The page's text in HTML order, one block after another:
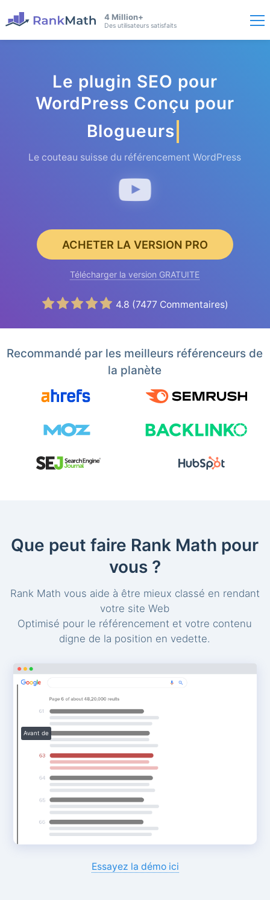
4 Million+
Des utilisateurs satisfaits
Le plugin SEO pour
WordPress Conçu pour
Blogueurs
Le couteau suisse du référencement WordPress
ACHETER LA VERSION PRO
Télécharger la version GRATUITE
4.8 (7477 Commentaires)
Recommandé par les meilleurs référenceurs de
la planète
Que peut faire Rank Math pour
vous ?
Rank Math vous aide à être mieux classé en rendant
votre site Web
Optimisé pour le référencement et votre contenu
digne de la position en vedette.
Avant de
Essayez la démo ici